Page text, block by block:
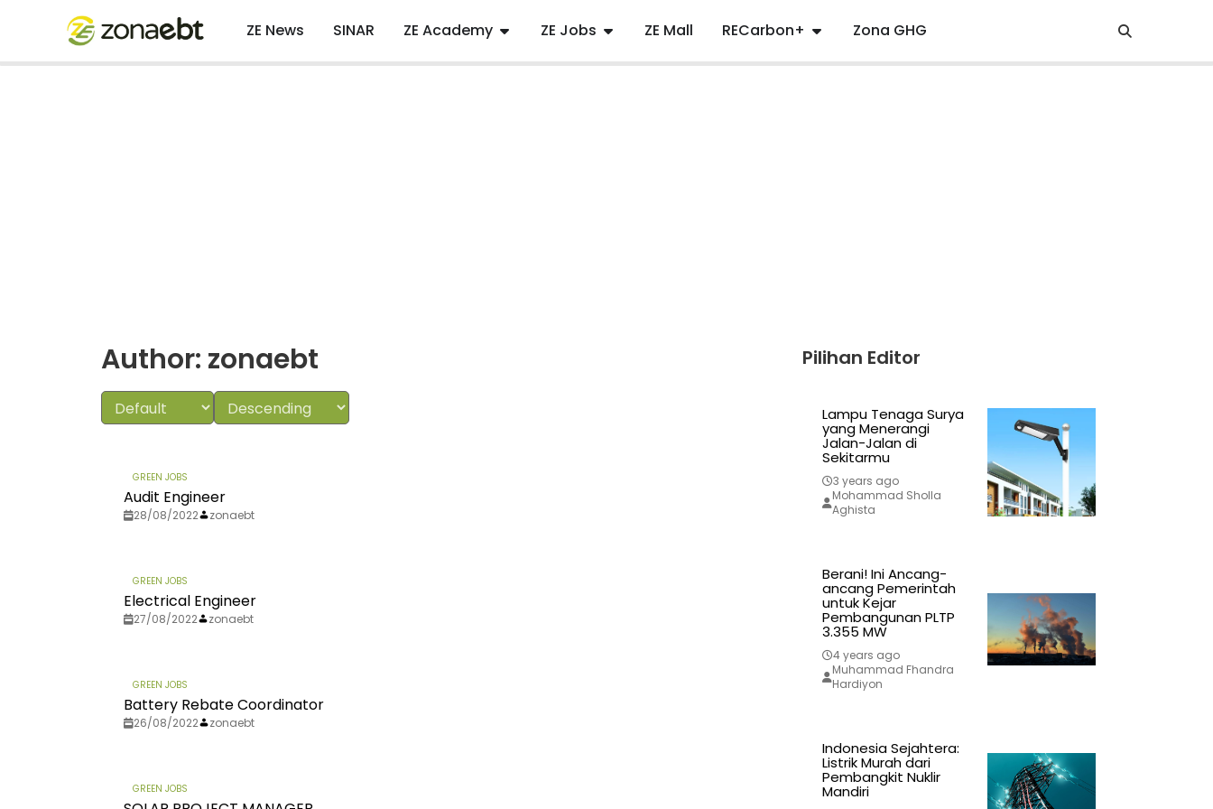
ZE News SINAR ZE Academy ZE Jobs ZE Mall RECarbon+ Zona GHG
Author: zonaebt
GREEN JOBS
Audit Engineer
28/08/2022 zonaebt
GREEN JOBS
Electrical Engineer
27/08/2022 zonaebt
GREEN JOBS
Battery Rebate Coordinator
26/08/2022 zonaebt
GREEN JOBS
Pilihan Editor
Lampu Tenaga Surya
yang Menerangi
Jalan-Jalan di
Sekitarmu
3 years ago
Mohammad Sholla
Aghista
Berani! Ini Ancang-
ancang Pemerintah
untuk Kejar
Pembangunan PLTP
3.355 MW
4 years ago
Muhammad Fhandra
Hardiyon
Indonesia Sejahtera:
Listrik Murah dari
Pembangkit Nuklir
Mandiri